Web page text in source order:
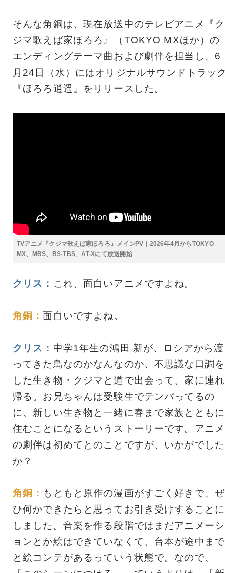
そんな角銅は、現在放送中のテレビアニメ『ク
ジマ歌えば家ほろろ』（TOKYO MXほか）の
エンディングテーマ曲および劇伴を担当し、6
月24日（水）にはオリジナルサウンドトラッ
『ほろろ逍遥』をリリースした。
TVアニメ『クジマ歌えば家ほろろ』メインPV｜2026年4月からTOKYO
MX、MBS、BS-TBS、AT-Xにて放送開始
クリス： これ、面白いアニメですよね。
角銅：面白いですよね。
クリス： 中学1年生の鴻田 新が、ロシアから渡
ってきた鳥なのかなんなのか、不思議な口調を
した生き物・クジマと道で出会って、家に連れ
帰る。お兄ちゃんは受験生でテンパってるの
に、新しい生き物と一緒に春まで家族とともに
住むことになるというストーリーです。アニメ
の劇伴は初めてとのことですが、いかがでした
か？
角銅： もともと原作の漫画がすごく好きで、ぜ
ひ何かできたらと思ってお引き受けすることに
しました。音楽を作る段階ではまだアニメーシ
ョンとか絵はできていなくて、台本が途中まで
と絵コンテがあるっていう状態で。なので、